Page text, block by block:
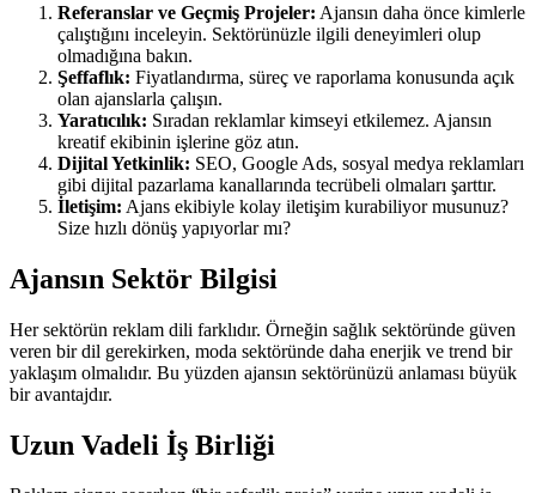
Referanslar ve Geçmiş Projeler: Ajansın daha önce kimlerle
çalıştığını inceleyin. Sektörünüzle ilgili deneyimleri olup
olmadığına bakın.
Şeffaflık: Fiyatlandırma, süreç ve raporlama konusunda açık
olan ajanslarla çalışın.
Yaratıcılık: Sıradan reklamlar kimseyi etkilemez. Ajansın
kreatif ekibinin işlerine göz atın.
Dijital Yetkinlik: SEO, Google Ads, sosyal medya reklamları
gibi dijital pazarlama kanallarında tecrübeli olmaları şarttır.
İletişim: Ajans ekibiyle kolay iletişim kurabiliyor musunuz?
Size hızlı dönüş yapıyorlar mı?
Ajansın Sektör Bilgisi
Her sektörün reklam dili farklıdır. Örneğin sağlık sektöründe güven
veren bir dil gerekirken, moda sektöründe daha enerjik ve trend bir
yaklaşım olmalıdır. Bu yüzden ajansın sektörünüzü anlaması büyük
bir avantajdır.
Uzun Vadeli İş Birliği